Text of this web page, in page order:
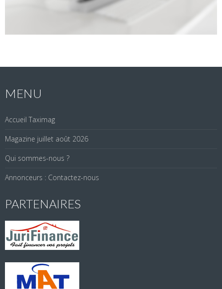
MENU
Accueil Taximag
Magazine juillet août 2026
Qui sommes-nous ?
Annonceurs : Contactez-nous
PARTENAIRES